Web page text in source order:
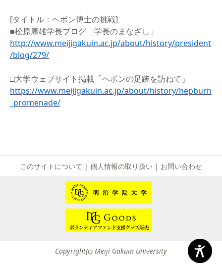
[タイトル：ヘボン博士の挑戦]
■松原康雄学長ブログ「学長のまなざし」
http://www.meijigakuin.ac.jp/about/history/president
/blog/279/
□大学ウェブサイト掲載「ヘボンの足跡を訪ねて」
https://www.meijigakuin.ac.jp/about/history/hepburn
_promenade/
このサイトについて | 個人情報の取り扱い | お問い合わせ
Copyright(c) Meiji Gakuin University